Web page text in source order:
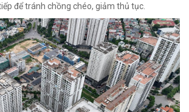
để tránh chồng chéo, giảm thủ tục.